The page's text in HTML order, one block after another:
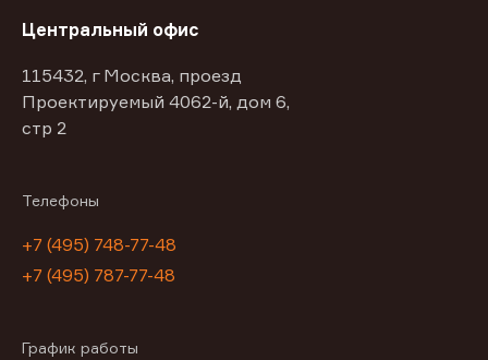
Центральный офис
115432, г Москва, проезд
Проектируемый 4062-й, дом 6,
стр 2
Телефоны
+7 (495) 748-77-48
+7 (495) 787-77-48
График работы